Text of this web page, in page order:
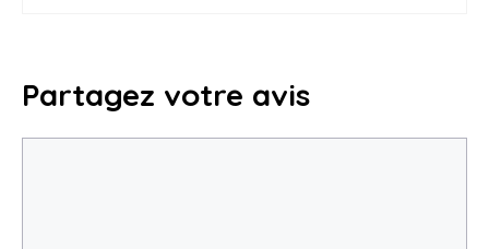
Partagez votre avis